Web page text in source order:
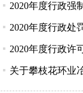
2020年度行政强
2020年度行政处
2020年度行政许
关于攀枝花环业